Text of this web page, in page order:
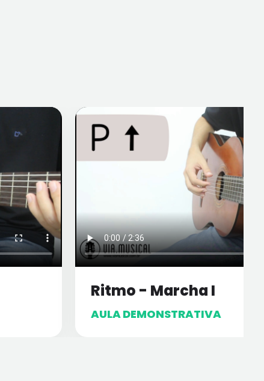
Ritmo - Marcha I
AULA DEMONSTRATIVA